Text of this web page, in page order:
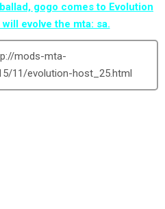
gogo comes to Evolution
evolve the mta: sa.
mods-mta-
11/evolution-host_25.html